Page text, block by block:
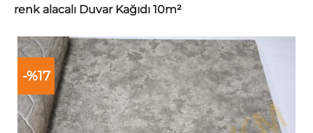
renk alacalı Duvar Kağıdı 10m²
-%17